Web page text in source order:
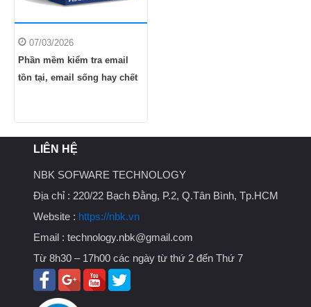
07/03/2026
Phần mềm kiểm tra email
tồn tại, email sống hay chết
LIÊN HỆ
NBK SOFWARE TECHNOLOGY
Địa chỉ : 220/22 Bạch Đằng, P.2, Q.Tân Bình, Tp.HCM
Website : https://nbk.vn
Email : technology.nbk@gmail.com
Từ 8h30 – 17h00 các ngày từ thứ 2 đến Thứ 7